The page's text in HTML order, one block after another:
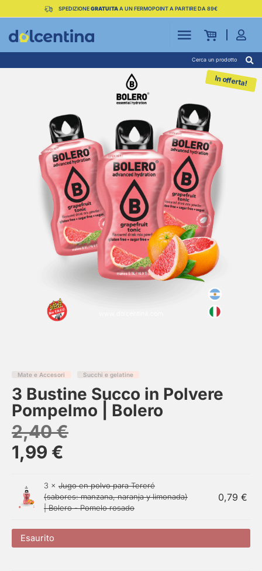
SPEDIZIONEGRATUITAA UN FERMOPOINT A PARTIRE DA 89€
Cerca un prodotto
In offerta!
Mate e Accesori Succhi e gelatine
3 Bustine Succo in Polvere
Pompelmo | Bolero
2,40€
1,99 €
3 × Jugo en polvo para Tereré
(sabores: manzana, naranja y limonada)
| Bolero - Pomelo rosado
0,79 €
Esaurito